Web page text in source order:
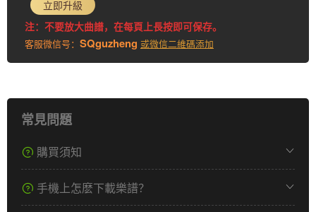
立即升級
注：不要放大曲譜，在每頁上長按即可保存。
客服微信号： SQguzheng 或微信二維碼添加
常見問題
購買須知
手機上怎麽下載樂譜？